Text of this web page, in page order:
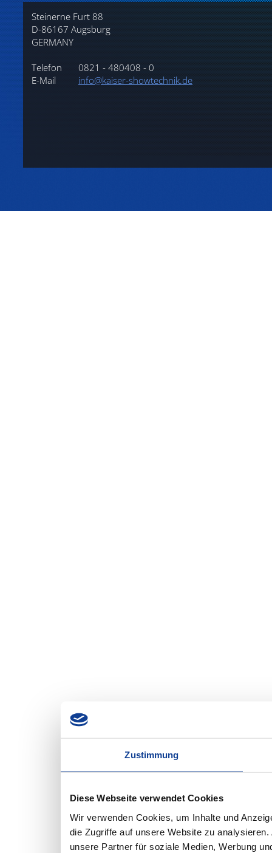
Zustimmung
Diese Webseite verwendet Cookies
Wir verwenden Cookies, um Inhalte und
die Zugriffe auf unsere Website zu
unsere Partner für soziale Medien, Werbung
Steinerne Furt 88
D-86167 Augsburg
GERMANY
Telefon
0821 - 480408 - 0
E-Mail
info@kaiser-showtechnik.de